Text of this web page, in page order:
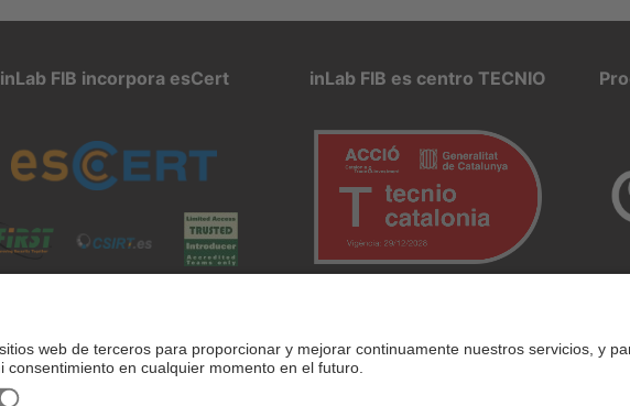
inLab FIB incorpora esCert inLab FIB es centro TECNIO